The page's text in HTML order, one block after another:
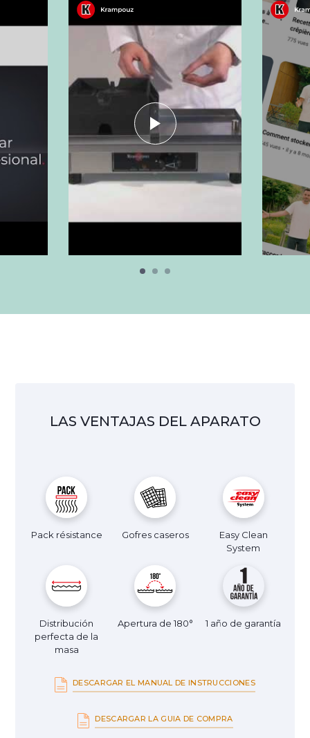
LAS VENTAJAS DEL APARATO
Pack résistance Gofres caseros
Easy Clean
System
Distribución
perfecta de la
masa
Apertura de 180° 1 año de garantía
DESCARGAR EL MANUAL DE INSTRUCCIONES
DESCARGAR LA GUIA DE COMPRA